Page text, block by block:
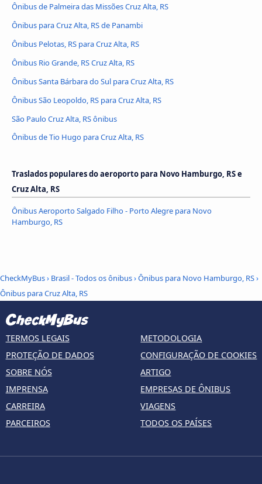
Ônibus de Palmeira das Missões Cruz Alta, RS
Ônibus para Cruz Alta, RS de Panambi
Ônibus Pelotas, RS para Cruz Alta, RS
Ônibus Rio Grande, RS Cruz Alta, RS
Ônibus Santa Bárbara do Sul para Cruz Alta, RS
Ônibus São Leopoldo, RS para Cruz Alta, RS
São Paulo Cruz Alta, RS ônibus
Ônibus de Tio Hugo para Cruz Alta, RS
Traslados populares do aeroporto para Novo Hamburgo, RS e
Cruz Alta, RS
Ônibus Aeroporto Salgado Filho - Porto Alegre para Novo
Hamburgo, RS
CheckMyBus› Brasil - Todos os ônibus›Ônibus para Novo Hamburgo, RS›
Ônibus para Cruz Alta, RS
TERMOS LEGAIS
PROTEÇÃO DE DADOS
SOBRE NÓS
IMPRENSA
CARREIRA
PARCEIROS
METODOLOGIA
CONFIGURAÇÃO DE COOKIES
ARTIGO
EMPRESAS DE ÔNIBUS
VIAGENS
TODOS OS PAÍSES